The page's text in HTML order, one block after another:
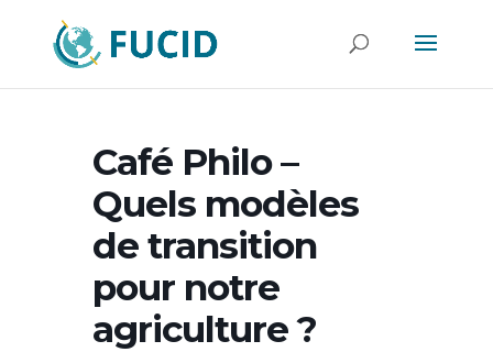
Café Philo –
Quels modèles
de transition
pour notre
agriculture ?